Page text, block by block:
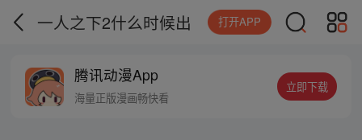
一人之下2什么时候出 打开APP
腾讯动漫App
海量正版漫画畅快看
立即下载